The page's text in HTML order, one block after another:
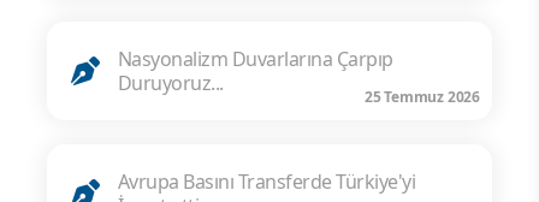
Nasyonalizm Duvarlarına Çarpıp
Duruyoruz...
25 Temmuz 2026
Avrupa Basını Transferde Türkiye'yi